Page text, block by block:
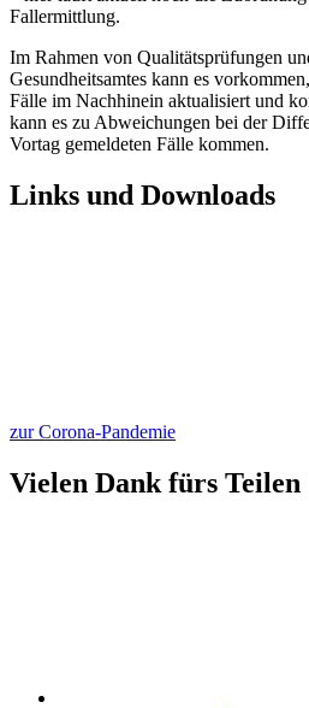
Fallermittlung.
Im Rahmen von Qualitätsprüfungen
Gesundheitsamtes kann es
Fälle im Nachhinein aktualisiert und
kann es zu Abweichungen bei der
Vortag gemeldeten Fälle kommen.
Links und Downloads
zur Corona-Pandemie
Vielen Dank fürs Teilen